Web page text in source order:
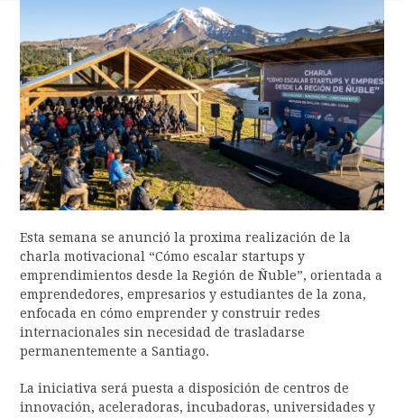
Esta semana se anunció la proxima realización de la
charla motivacional “Cómo escalar startups y
emprendimientos desde la Región de Ñuble”, orientada a
emprendedores, empresarios y estudiantes de la zona,
enfocada en cómo emprender y construir redes
internacionales sin necesidad de trasladarse
permanentemente a Santiago.
La iniciativa será puesta a disposición de centros de
innovación, aceleradoras, incubadoras, universidades y